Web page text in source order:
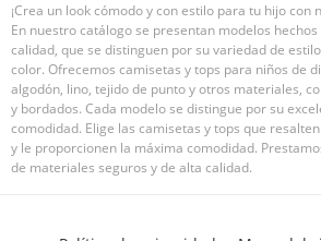
¡Crea un look cómodo y con estilo para tu hijo con
En nuestro catálogo se presentan modelos
calidad, que se distinguen por su variedad de
color. Ofrecemos camisetas y tops para niños de
algodón, lino, tejido de punto y otros materiales,
y bordados. Cada modelo se distingue por su
comodidad. Elige las camisetas y tops que
y le proporcionen la máxima comodidad.
de materiales seguros y de alta calidad.